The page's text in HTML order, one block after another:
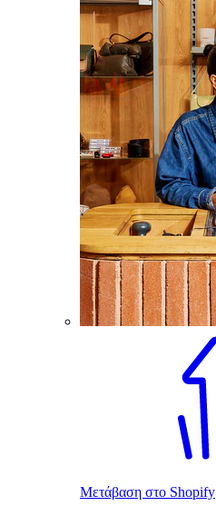
Μετάβαση στο Shopify